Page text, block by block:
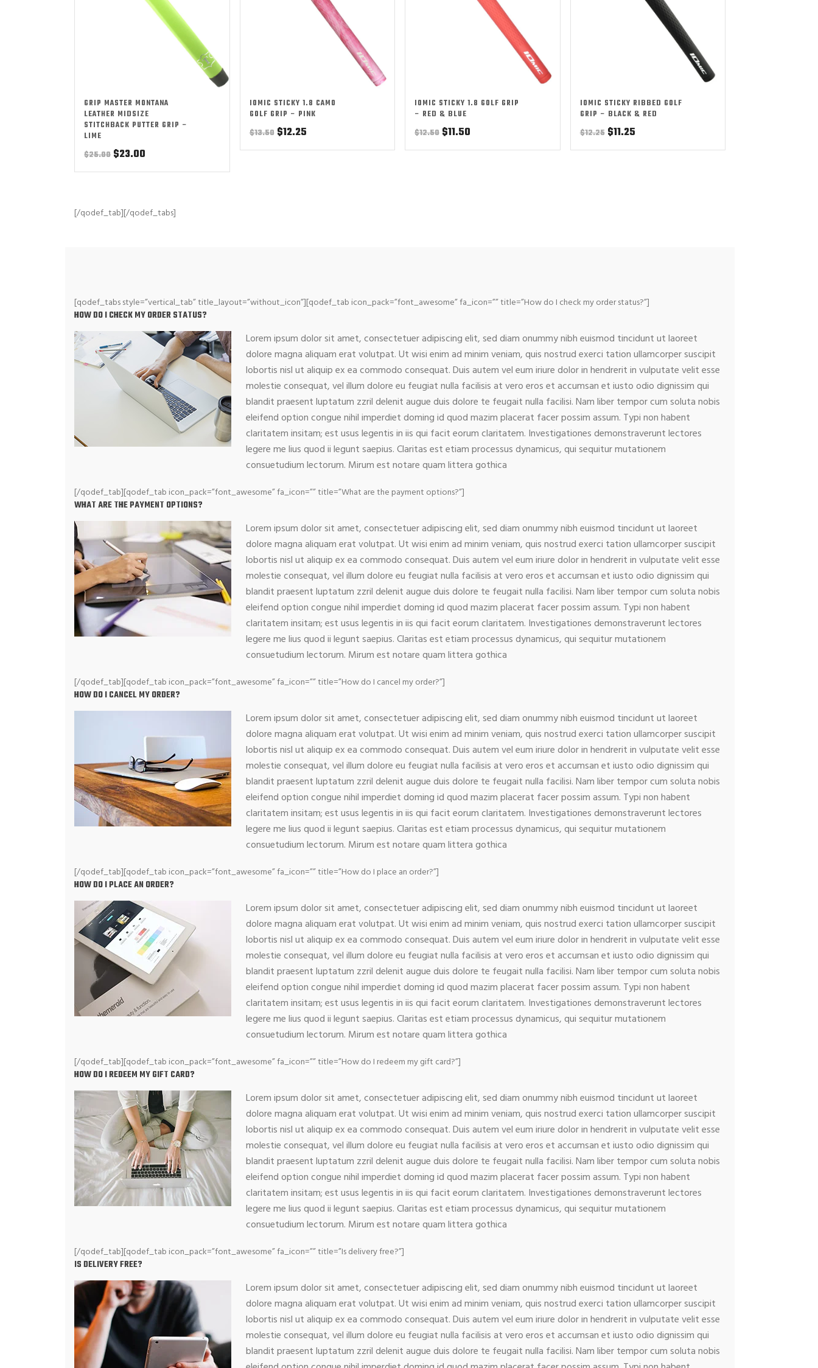
GRIP MASTER MONTANA
LEATHER MIDSIZE
STITCHBACK PUTTER GRIP –
LIME
$25.00 Original
price
$23.00
price
IOMIC STICKY 1.8 CAMO
GOLF GRIP – PINK
$13.50 Original
price
$12.25Current
price
IOMIC STICKY 1.8 GOLF GRIP
– RED & BLUE
$12.50 Original
price
$11.50
price
IOMIC STICKY RIBBED GOLF
GRIP – BLACK & RED
$12.25 Original
price
$11.25Current
price
[/qodef_tab][/qodef_tabs]
[qodef_tabs style=”vertical_tab” title_layout=”without_icon”][qodef_tab icon_pack=”font_awesome” fa_icon=”” title=”How do I check my order status?”]
HOW DO I CHECK MY ORDER STATUS?
Lorem ipsum dolor sit amet, consectetuer adipiscing elit, sed diam onummy nibh euismod tincidunt ut laoreet
dolore magna aliquam erat volutpat. Ut wisi enim ad minim veniam, quis nostrud exerci tation ullamcorper suscipit
lobortis nisl ut aliquip ex ea commodo consequat. Duis autem vel eum iriure dolor in hendrerit in vulputate velit esse
molestie consequat, vel illum dolore eu feugiat nulla facilisis at vero eros et accumsan et iusto odio dignissim qui
blandit praesent luptatum zzril delenit augue duis dolore te feugait nulla facilisi. Nam liber tempor cum soluta nobis
eleifend option congue nihil imperdiet doming id quod mazim placerat facer possim assum. Typi non habent
claritatem insitam; est usus legentis in iis qui facit eorum claritatem. Investigationes demonstraverunt lectores
legere me lius quod ii legunt saepius. Claritas est etiam processus dynamicus, qui sequitur mutationem
consuetudium lectorum. Mirum est notare quam littera gothica
[/qodef_tab][qodef_tab icon_pack=”font_awesome” fa_icon=”” title=”What are the payment options?”]
WHAT ARE THE PAYMENT OPTIONS?
Lorem ipsum dolor sit amet, consectetuer adipiscing elit, sed diam onummy nibh euismod tincidunt ut laoreet
dolore magna aliquam erat volutpat. Ut wisi enim ad minim veniam, quis nostrud exerci tation ullamcorper suscipit
lobortis nisl ut aliquip ex ea commodo consequat. Duis autem vel eum iriure dolor in hendrerit in vulputate velit esse
molestie consequat, vel illum dolore eu feugiat nulla facilisis at vero eros et accumsan et iusto odio dignissim qui
blandit praesent luptatum zzril delenit augue duis dolore te feugait nulla facilisi. Nam liber tempor cum soluta nobis
eleifend option congue nihil imperdiet doming id quod mazim placerat facer possim assum. Typi non habent
claritatem insitam; est usus legentis in iis qui facit eorum claritatem. Investigationes demonstraverunt lectores
legere me lius quod ii legunt saepius. Claritas est etiam processus dynamicus, qui sequitur mutationem
consuetudium lectorum. Mirum est notare quam littera gothica
[/qodef_tab][qodef_tab icon_pack=”font_awesome” fa_icon=”” title=”How do I cancel my order?”]
HOW DO I CANCEL MY ORDER?
Lorem ipsum dolor sit amet, consectetuer adipiscing elit, sed diam onummy nibh euismod tincidunt ut laoreet
dolore magna aliquam erat volutpat. Ut wisi enim ad minim veniam, quis nostrud exerci tation ullamcorper suscipit
lobortis nisl ut aliquip ex ea commodo consequat. Duis autem vel eum iriure dolor in hendrerit in vulputate velit esse
molestie consequat, vel illum dolore eu feugiat nulla facilisis at vero eros et accumsan et iusto odio dignissim qui
blandit praesent luptatum zzril delenit augue duis dolore te feugait nulla facilisi. Nam liber tempor cum soluta nobis
eleifend option congue nihil imperdiet doming id quod mazim placerat facer possim assum. Typi non habent
claritatem insitam; est usus legentis in iis qui facit eorum claritatem. Investigationes demonstraverunt lectores
legere me lius quod ii legunt saepius. Claritas est etiam processus dynamicus, qui sequitur mutationem
consuetudium lectorum. Mirum est notare quam littera gothica
[/qodef_tab][qodef_tab icon_pack=”font_awesome” fa_icon=”” title=”How do I place an order?”]
HOW DO I PLACE AN ORDER?
Lorem ipsum dolor sit amet, consectetuer adipiscing elit, sed diam onummy nibh euismod tincidunt ut laoreet
dolore magna aliquam erat volutpat. Ut wisi enim ad minim veniam, quis nostrud exerci tation ullamcorper suscipit
lobortis nisl ut aliquip ex ea commodo consequat. Duis autem vel eum iriure dolor in hendrerit in vulputate velit esse
molestie consequat, vel illum dolore eu feugiat nulla facilisis at vero eros et accumsan et iusto odio dignissim qui
blandit praesent luptatum zzril delenit augue duis dolore te feugait nulla facilisi. Nam liber tempor cum soluta nobis
eleifend option congue nihil imperdiet doming id quod mazim placerat facer possim assum. Typi non habent
claritatem insitam; est usus legentis in iis qui facit eorum claritatem. Investigationes demonstraverunt lectores
legere me lius quod ii legunt saepius. Claritas est etiam processus dynamicus, qui sequitur mutationem
consuetudium lectorum. Mirum est notare quam littera gothica
[/qodef_tab][qodef_tab icon_pack=”font_awesome” fa_icon=”” title=”How do I redeem my gift card?”]
HOW DO I REDEEM MY GIFT CARD?
Lorem ipsum dolor sit amet, consectetuer adipiscing elit, sed diam onummy nibh euismod tincidunt ut laoreet
dolore magna aliquam erat volutpat. Ut wisi enim ad minim veniam, quis nostrud exerci tation ullamcorper suscipit
lobortis nisl ut aliquip ex ea commodo consequat. Duis autem vel eum iriure dolor in hendrerit in vulputate velit esse
molestie consequat, vel illum dolore eu feugiat nulla facilisis at vero eros et accumsan et iusto odio dignissim qui
blandit praesent luptatum zzril delenit augue duis dolore te feugait nulla facilisi. Nam liber tempor cum soluta nobis
eleifend option congue nihil imperdiet doming id quod mazim placerat facer possim assum. Typi non habent
claritatem insitam; est usus legentis in iis qui facit eorum claritatem. Investigationes demonstraverunt lectores
legere me lius quod ii legunt saepius. Claritas est etiam processus dynamicus, qui sequitur mutationem
consuetudium lectorum. Mirum est notare quam littera gothica
[/qodef_tab][qodef_tab icon_pack=”font_awesome” fa_icon=”” title=”Is delivery free?”]
IS DELIVERY FREE?
Lorem ipsum dolor sit amet, consectetuer adipiscing elit, sed diam onummy nibh euismod tincidunt ut laoreet
dolore magna aliquam erat volutpat. Ut wisi enim ad minim veniam, quis nostrud exerci tation ullamcorper suscipit
lobortis nisl ut aliquip ex ea commodo consequat. Duis autem vel eum iriure dolor in hendrerit in vulputate velit esse
molestie consequat, vel illum dolore eu feugiat nulla facilisis at vero eros et accumsan et iusto odio dignissim qui
blandit praesent luptatum zzril delenit augue duis dolore te feugait nulla facilisi. Nam liber tempor cum soluta nobis